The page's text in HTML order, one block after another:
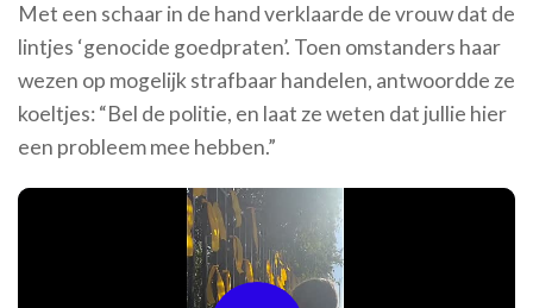
Met een schaar in de hand verklaarde de vrouw dat de
lintjes ‘genocide goedpraten’. Toen omstanders haar
wezen op mogelijk strafbaar handelen, antwoordde ze
koeltjes: “Bel de politie, en laat ze weten dat jullie hier
een probleem mee hebben.”